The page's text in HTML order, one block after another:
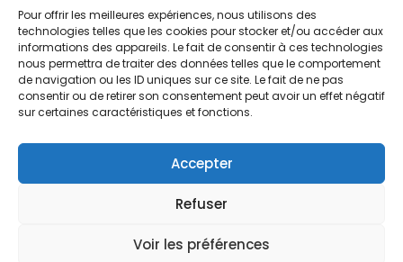
Pour offrir les meilleures expériences, nous utilisons des
technologies telles que les cookies pour stocker et/ou accéder aux
informations des appareils. Le fait de consentir à ces technologies
nous permettra de traiter des données telles que le comportement
de navigation ou les ID uniques sur ce site. Le fait de ne pas
consentir ou de retirer son consentement peut avoir un effet négatif
sur certaines caractéristiques et fonctions.
Accepter
Refuser
Voir les préférences
Ouverture sur rendez-vous uniquement.
Service de peinture et expéditions du lundi au vendredi.
Préparation des expéditions en 24/48h
CGV
Qui sommes-nous ?
Qui sommes-nous ?